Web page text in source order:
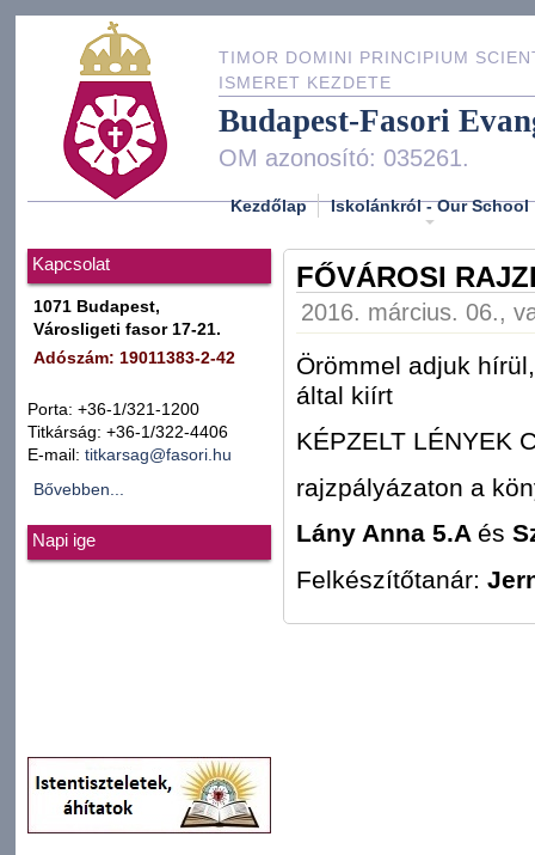
TIMOR DOMINI PRINCIPIUM
ISMERET KEZDETE
Budapest-Fasori
OM azonosító: 035261.
Kezdőlap Iskolánkról - Our School
Kapcsolat
1071 Budapest,
Városligeti fasor 17-21.
Adószám: 19011383-2-42
Porta: +36-1/321-1200
Titkárság: +36-1/322-4406
E-mail: titkarsag@fasori.hu
Bővebben...
Napi ige
FŐVÁROSI
2016. március. 06.,
Örömmel adjuk
által kiírt
KÉPZELT LÉNYEK
rajzpályázaton a
Lány Anna 5.A és
Felkészítőtanár: